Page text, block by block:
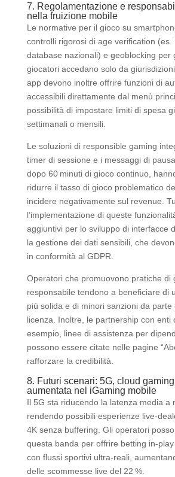
7. Regolamentazione e
nella fruizione mobile
Le normative per il gioco su
controlli rigorosi di age verification (es.
database nazionali) e geoblocking per
giocatori accedano solo da
app devono inoltre offrire funzioni di
accessibili direttamente dal menù
possibilità di impostare limiti di spesa
settimanali o mensili.
Le soluzioni di responsible gaming
timer di sessione e i messaggi di
dopo 60 minuti di gioco continuo,
ridurre il tasso di gioco problematico
incidere negativamente sul revenue.
l’implementazione di queste
aggiuntivi per lo sviluppo di interfacce
la gestione dei dati sensibili, che
in conformità al GDPR.
Operatori che promuovono pratiche di
responsabile tendono a beneficiare di
più solida e di minori sanzioni da parte
licenza. Inoltre, le partnership con enti
esempio, linee di assistenza per
possono essere citate nelle pagine
rafforzare la credibilità.
8. Futuri scenari: 5G, cloud
aumentata nel iGaming mobile
Il 5G sta riducendo la latenza media a
rendendo possibili esperienze
4K senza buffering. Gli operatori
questa banda per offrire betting
con flussi sportivi ultra‑reali,
delle scommesse live del 22 %.